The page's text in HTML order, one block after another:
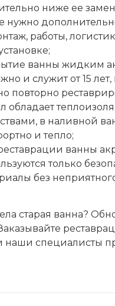
ниже ее
нужно
работы,
ванны жидким
и служит от 15
повторно
обладает
в наливной
и тепло;
ванны
только
без
старая ванна?
наши специалисты